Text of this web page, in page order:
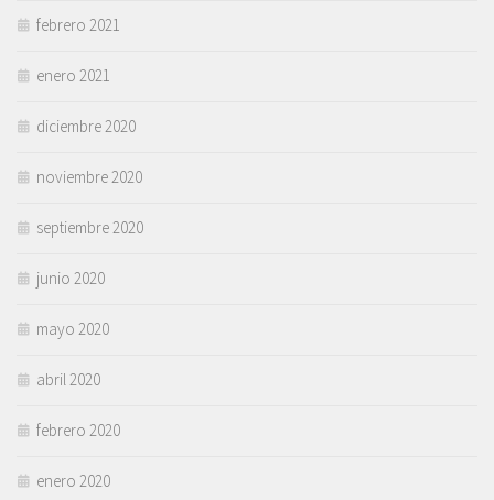
febrero 2021
enero 2021
diciembre 2020
noviembre 2020
septiembre 2020
junio 2020
mayo 2020
abril 2020
febrero 2020
enero 2020